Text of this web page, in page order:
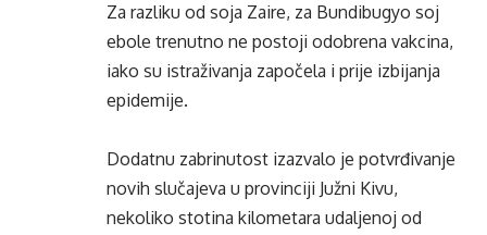
Za razliku od soja Zaire, za Bundibugyo soj
ebole trenutno ne postoji odobrena vakcina,
iako su istraživanja započela i prije izbijanja
epidemije.
Dodatnu zabrinutost izazvalo je potvrđivanje
novih slučajeva u provinciji Južni Kivu,
nekoliko stotina kilometara udaljenoj od